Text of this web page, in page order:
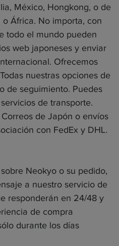
México, Hongkong, o de
o África. No importa, con
todo el mundo pueden
web japoneses y enviar
Ofrecemos
nuestras opciones de
de seguimiento. Puedes
de transporte.
de Japón o envíos
con FedEx y DHL.
Neokyo o su pedido,
a nuestro servicio de
responderán en 24/48 y
de compra
durante los días